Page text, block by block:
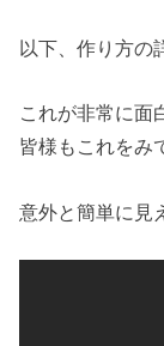
以下、作り方の
これが非常に面
皆様もこれをみ
意外と簡単に見